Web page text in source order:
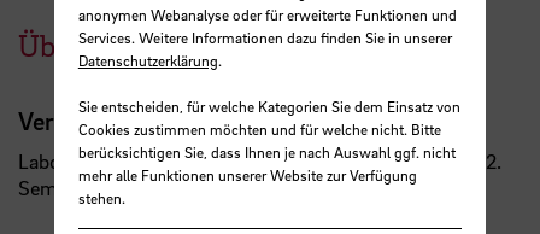
Über das Labor
Veranstaltungen
Laborveranstaltungen in „Wechselstrom-Netzwerke“ (2.
Sem.)
anonymen Webanalyse oder für erweiterte Funktionen und
Services. Weitere Informationen dazu finden Sie in unserer
Datenschutzerklärung.
Sie entscheiden, für welche Kategorien Sie dem Einsatz von
Cookies zustimmen möchten und für welche nicht. Bitte
berücksichtigen Sie, dass Ihnen je nach Auswahl ggf. nicht
mehr alle Funktionen unserer Website zur Verfügung
stehen.